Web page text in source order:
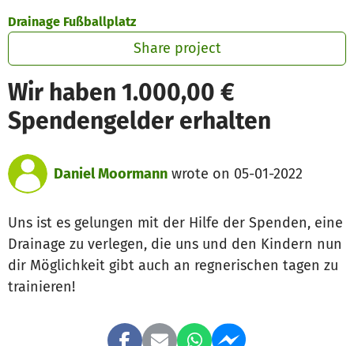
Drainage Fußballplatz
Share project
Wir haben 1.000,00 €
Spendengelder erhalten
Daniel Moormann wrote on 05-01-2022
Uns ist es gelungen mit der Hilfe der Spenden, eine
Drainage zu verlegen, die uns und den Kindern nun
dir Möglichkeit gibt auch an regnerischen tagen zu
trainieren!